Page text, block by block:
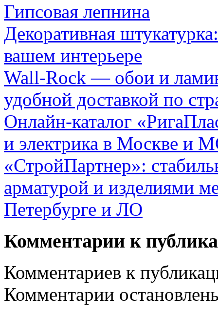
Гипсовая лепнина
Декоративная
вашем интерьере
Wall-Rock — обои и
удобной доставкой по
Онлайн-каталог
и электрика в Москве и
«СтройПартнер»:
арматурой и изделиями
Петербурге и ЛО
Комментарии к
Комментариев к
Комментарии